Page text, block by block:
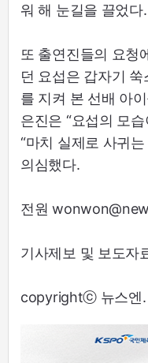
워 해 눈길을 끌었다.
또 출연진들의 요청
던 요섭은 갑자기
를 지켜 본 선배 아
은진은 “요섭의 모
“마치 실제로 사귀
의심했다.
전원
기사제보 및 보도자
copyrightⓒ 뉴스엔.